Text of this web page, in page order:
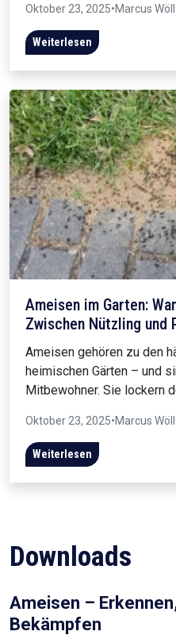
Oktober 23, 2025•Marcus Wöll
Weiterlesen
Ameisen im Garten:
Zwischen Nützling und
Ameisen gehören zu den
heimischen Gärten – und
Mitbewohner. Sie lockern
Oktober 23, 2025•Marcus Wöll
Weiterlesen
Downloads
Ameisen –
Bekämpfen